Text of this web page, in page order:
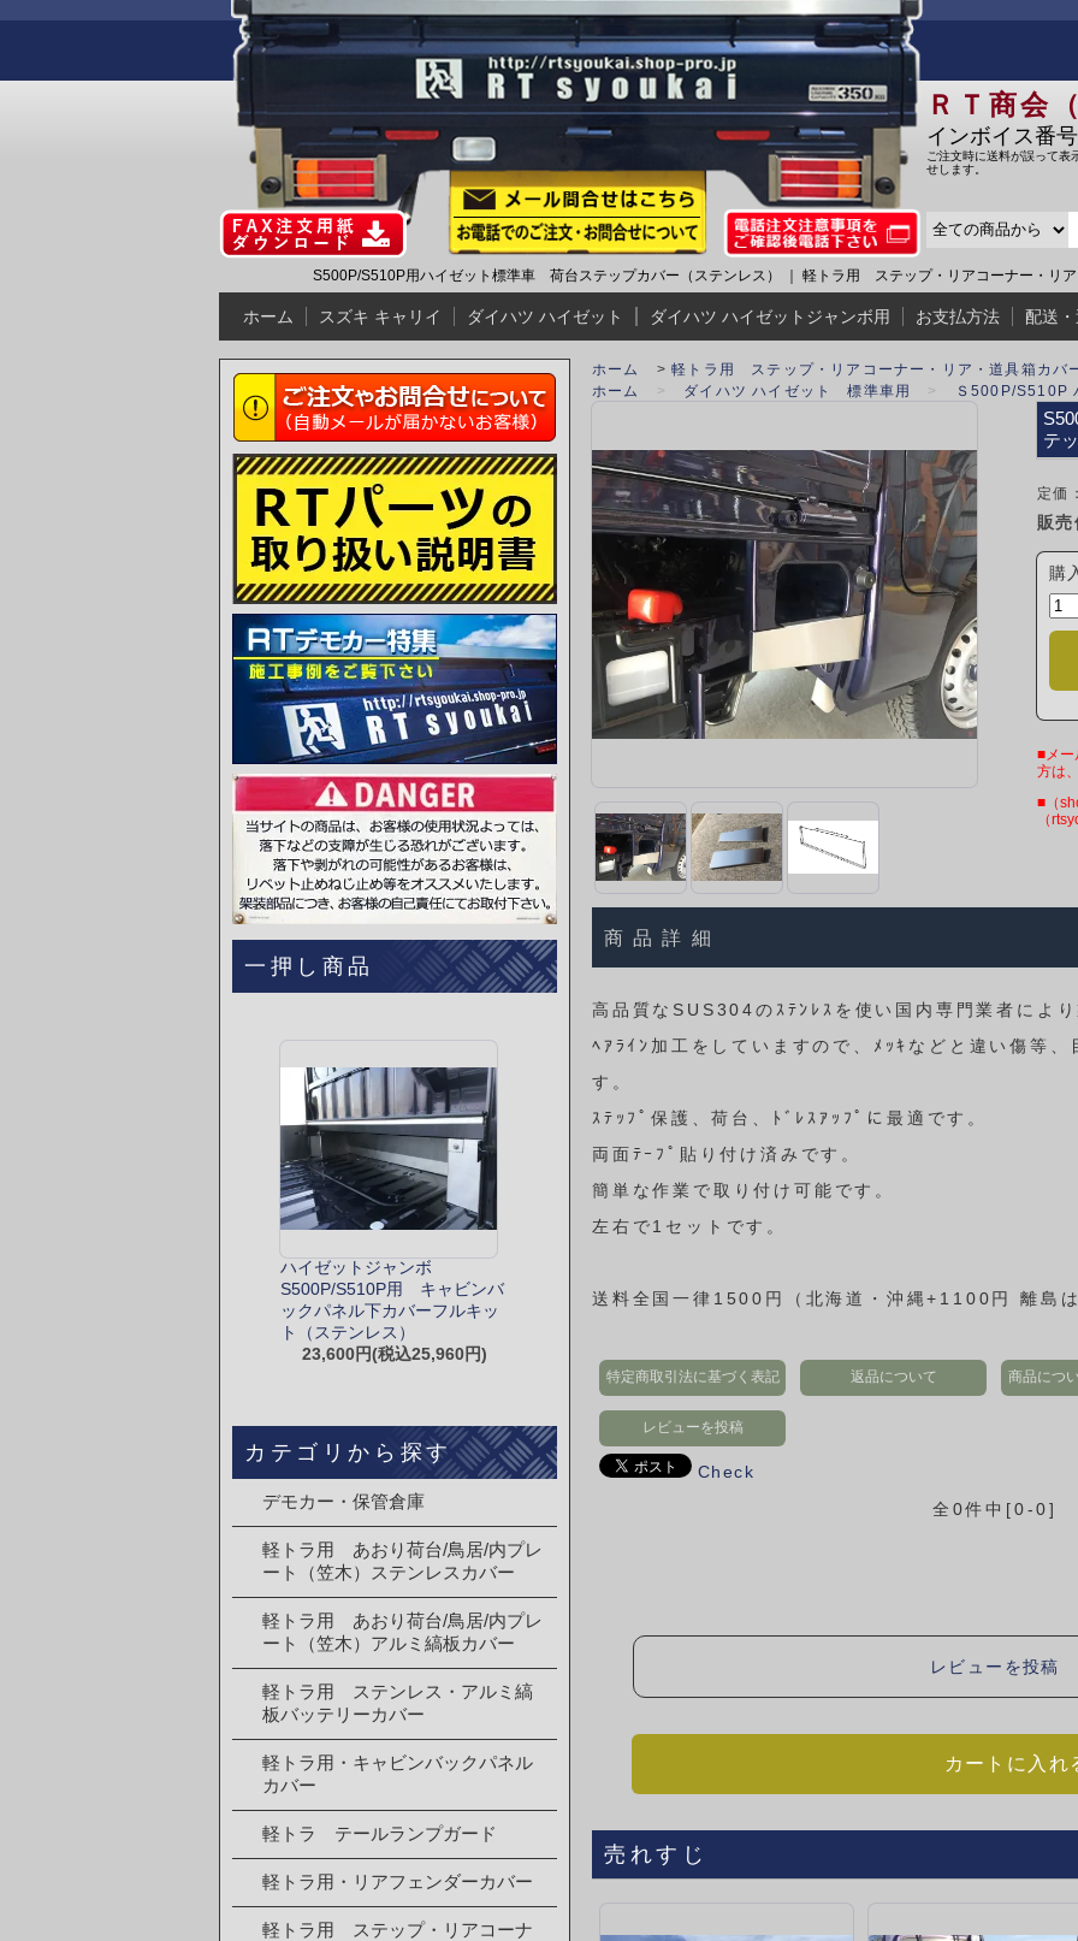
ＲＴ商会
インボイス番
ご注文時に送料が誤って表
せします。
S500P/S510P用ハイゼット標準車 荷台ステップカバー（ステンレス） ｜ 軽トラ用 ステップ・リアコーナー・リ
ホーム スズキ キャリイ ダイハツ ハイゼット ダイハツ ハイゼットジャンボ用 お支払方法 配送
ホーム >軽トラ用 ステップ・リアコーナー・リア・道具箱カバ
ホーム
> ダイハツ ハイゼット 標準車用 > Ｓ500P/S510P
テ
定価
販
購
■メー
方は
■（
（
商品詳細
高品質なSUS304のｽﾃﾝﾚｽを使い国内専門業者によ
ﾍｱﾗｲﾝ加工をしていますので、ﾒｯｷなどと違い傷等
す。
ｽﾃｯﾌﾟ保護、荷台、ﾄﾞﾚｽｱｯﾌﾟに最適です。
両面ﾃｰﾌﾟ貼り付け済みです。
簡単な作業で取り付け可能です。
左右で1セットです。
送料全国一律1500円（北海道・沖縄+1100円 離島
特定商取引法に基づく表記 返品について 商品につ
レビューを投稿
Check
全0件中[0-0]
レビューを投稿
カートに入れ
売れすじ
一押し商品
ハイゼットジャンボ
S500P/S510P用 キャビンバ
ックパネル下カバーフルキッ
ト（ステンレス）
23,600円(税込25,960円)
カテゴリから探す
デモカー・保管倉庫
軽トラ用 あおり荷台/鳥居/内プレ
ート（笠木）ステンレスカバー
軽トラ用 あおり荷台/鳥居/内プレ
ート（笠木）アルミ縞板カバー
軽トラ用 ステンレス・アルミ縞
板バッテリーカバー
軽トラ用・キャビンバックパネル
カバー
軽トラ テールランプガード
軽トラ用・リアフェンダーカバー
軽トラ用 ステップ・リアコーナ